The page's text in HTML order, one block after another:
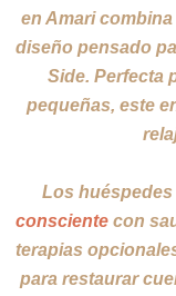
en Amari combina
diseño pensado
Side. Perfecta
pequeñas, este
Los
consciente con
terapias
para restaurar